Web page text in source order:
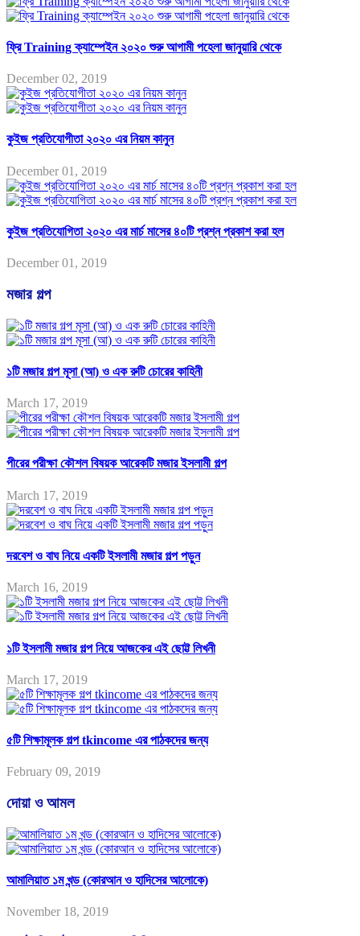
ফ্রি Training ক্যাম্পেইন ২০২০ শুরু আগামী পহেলা জানুয়ারি থেকে
December 02, 2019
কুইজ প্রতিযোগীতা ২০২০ এর নিয়ম কানুন
December 01, 2019
কুইজ প্রতিযোগিতা ২০২০ এর মার্চ মাসের ৪০টি প্রশ্ন প্রকাশ করা হল
December 01, 2019
মজার গল্প
১টি মজার গল্প মূসা (আ) ও এক রুটি চোরের কাহিনী
March 17, 2019
পীরের পরীক্ষা কৌশল বিষয়ক আরেকটি মজার ইসলামী গল্প
March 17, 2019
দরবেশ ও বাঘ নিয়ে একটি ইসলামী মজার গল্প পড়ুন
March 16, 2019
১টি ইসলামী মজার গল্প নিয়ে আজকের এই ছোট্ট লিখনী
March 17, 2019
৫টি শিক্ষামূলক গল্প tkincome এর পাঠকদের জন্য
February 09, 2019
দোয়া ও আমল
আমালিয়াত ১ম খন্ড (কোরআন ও হাদিসের আলোকে)
November 18, 2019